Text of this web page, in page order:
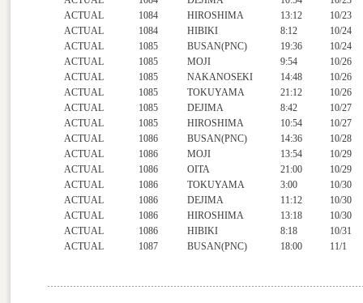
ACTUAL
1084 HIROSHIMA 13:12
10/23
ACTUAL
1084 HIBIKI 8:12
10/24
ACTUAL
1085 BUSAN(PNC) 19:36
10/24
ACTUAL
1085 MOJI 9:54
10/26
ACTUAL
1085 NAKANOSEKI 14:48
10/26
ACTUAL
1085 TOKUYAMA 21:12
10/26
ACTUAL
1085 DEJIMA 8:42
10/27
ACTUAL
1085 HIROSHIMA 10:54
10/27
ACTUAL
1086 BUSAN(PNC) 14:36
10/28
ACTUAL
1086 MOJI 13:54
10/29
ACTUAL
1086 OITA 21:00
10/29
ACTUAL
1086 TOKUYAMA 3:00
10/30
ACTUAL
1086 DEJIMA 11:12
10/30
ACTUAL
1086 HIROSHIMA 13:18
10/30
ACTUAL
1086 HIBIKI 8:18
10/31
ACTUAL
1087 BUSAN(PNC) 18:00 11/1